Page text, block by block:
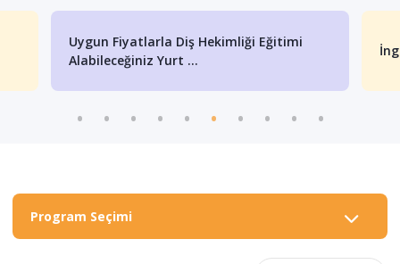
Uygun Fiyatlarla Diş Hekimliği Eğitimi
Alabileceğiniz Yurt ...
Program Seçimi